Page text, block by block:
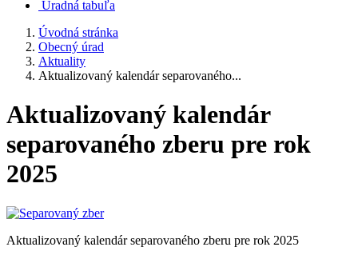
Úradná tabuľa
Úvodná stránka
Obecný úrad
Aktuality
Aktualizovaný kalendár separovaného...
Aktualizovaný kalendár
separovaného zberu pre rok
2025
Aktualizovaný kalendár separovaného zberu pre rok 2025